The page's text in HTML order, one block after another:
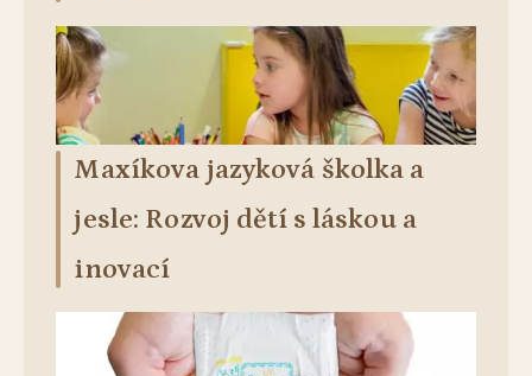
Maxíkova jazyková školka a
jesle: Rozvoj dětí s láskou a
inovací